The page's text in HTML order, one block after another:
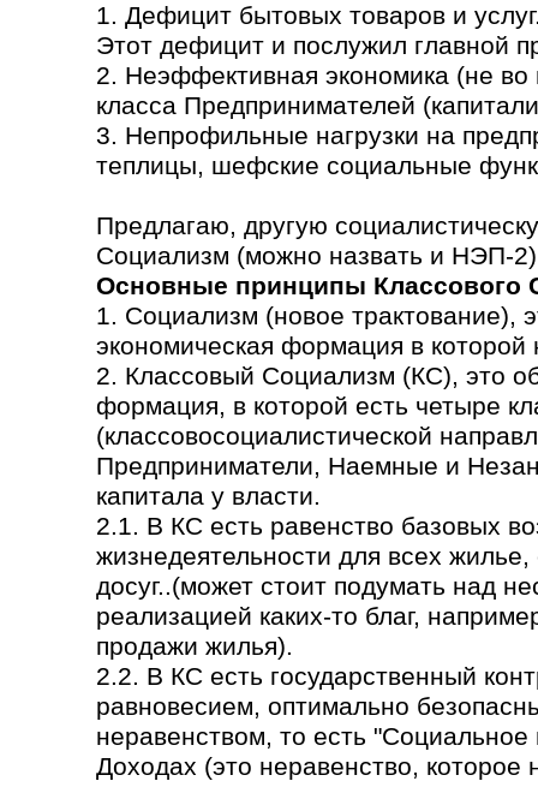
1. Дефицит бытовых товаров и
Этот дефицит и послужил главной
2. Неэффективная экономика (не во
класса Предпринимателей
3. Непрофильные нагрузки на
теплицы, шефские социальные
Предлагаю, другую
Социализм (можно назвать и НЭП-
Основные принципы Классового
1. Социализм (новое трактование),
экономическая формация в которой
2. Классовый Социализм (КС), это
формация, в которой есть четыре
(классовосоциалистической
Предприниматели, Наемные и
капитала у власти.
2.1. В КС есть равенство базовых
жизнедеятельности для всех
досуг..(может стоит подумать над
реализацией каких-то благ,
продажи жилья).
2.2. В КС есть государственный
равновесием, оптимально
неравенством, то есть
Доходах (это неравенство,